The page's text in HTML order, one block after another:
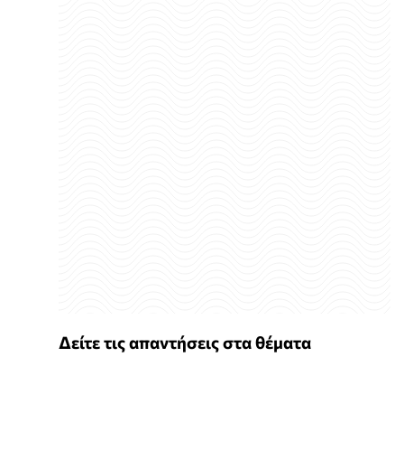
Δείτε τις απαντήσεις στα θέματα